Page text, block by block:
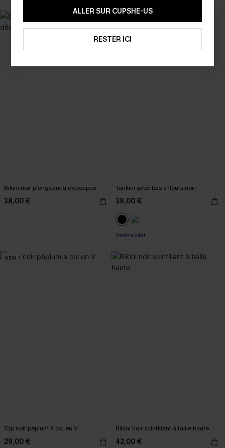
Bikini noir plongeant à découpes
38,00 €
Tankini avec bas à fleurs noir
39,00 €
Ventre plat
NEW
Top noir péplum à col en V
29,00 €
Bikini noir scintillant à taille haute
42,00 €
ALLER SUR CUPSHE-US
RESTER ICI